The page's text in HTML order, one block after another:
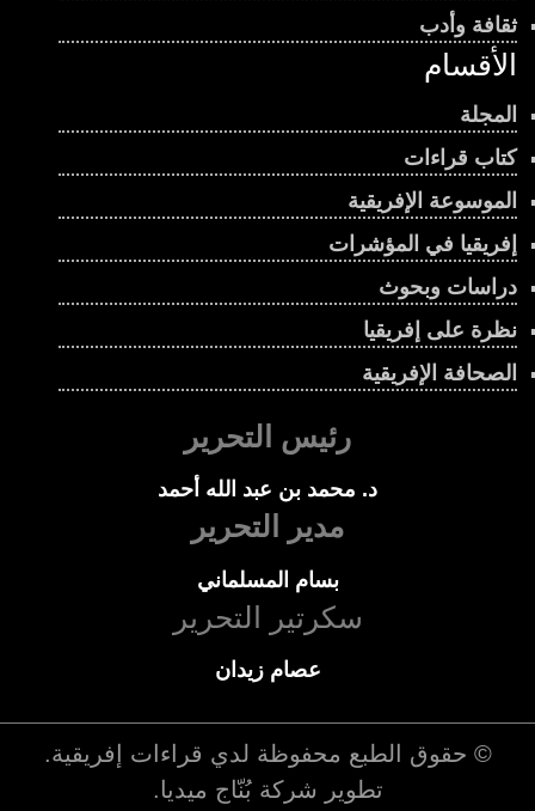
ثقافة وأدب
الأقسام
المجلة
كتاب قراءات
الموسوعة الإفريقية
إفريقيا في المؤشرات
دراسات وبحوث
نظرة على إفريقيا
الصحافة الإفريقية
رئيس التحرير
د. محمد بن عبد الله أحمد
مدير التحرير
بسام المسلماني
سكرتير التحرير
عصام زيدان
© حقوق الطبع محفوظة لدي قراءات إفريقية.
تطوير شركةبُنّاج ميديا.